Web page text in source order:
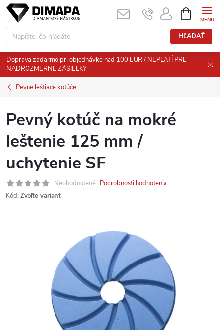
Prejsť
obsah
HĽADAŤ
KOŠÍK
Doprava zadarmo pri objednávke nad 100 EUR / NEPLATÍ PRE
NADROZMERNÉ ZÁSIELKY
Pevné leštiace kotúče
Pevný kotúč na mokré
leštenie 125 mm /
uchytenie SF
Neohodnotené Podrobnosti hodnotenia
Kód: Zvoľte variant